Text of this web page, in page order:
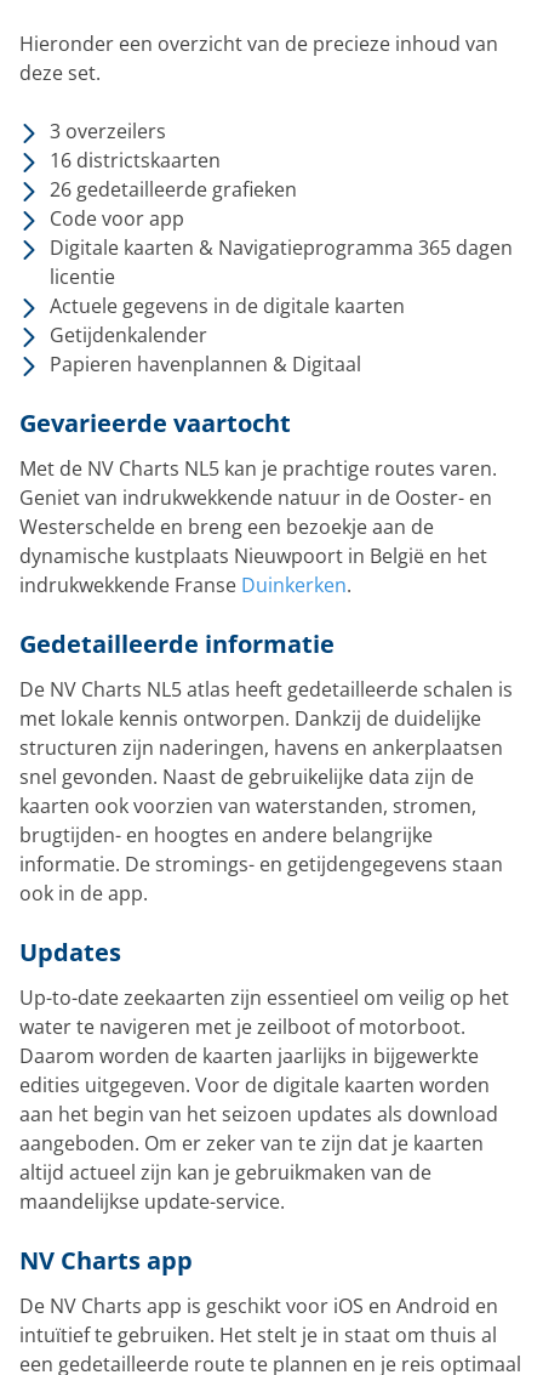
Hieronder een overzicht van de precieze inhoud van
deze set.
3 overzeilers
16 districtskaarten
26 gedetailleerde grafieken
Code voor app
Digitale kaarten & Navigatieprogramma 365 dagen
licentie
Actuele gegevens in de digitale kaarten
Getijdenkalender
Papieren havenplannen & Digitaal
Gevarieerde vaartocht
Met de NV Charts NL5 kan je prachtige routes varen.
Geniet van indrukwekkende natuur in de Ooster- en
Westerschelde en breng een bezoekje aan de
dynamische kustplaats Nieuwpoort in België en het
indrukwekkende Franse Duinkerken.
Gedetailleerde informatie
De NV Charts NL5 atlas heeft gedetailleerde schalen is
met lokale kennis ontworpen. Dankzij de duidelijke
structuren zijn naderingen, havens en ankerplaatsen
snel gevonden. Naast de gebruikelijke data zijn de
kaarten ook voorzien van waterstanden, stromen,
brugtijden- en hoogtes en andere belangrijke
informatie. De stromings- en getijdengegevens staan
ook in de app.
Updates
Up-to-date zeekaarten zijn essentieel om veilig op het
water te navigeren met je zeilboot of motorboot.
Daarom worden de kaarten jaarlijks in bijgewerkte
edities uitgegeven. Voor de digitale kaarten worden
aan het begin van het seizoen updates als download
aangeboden. Om er zeker van te zijn dat je kaarten
altijd actueel zijn kan je gebruikmaken van de
maandelijkse update-service.
NV Charts app
De NV Charts app is geschikt voor iOS en Android en
intuïtief te gebruiken. Het stelt je in staat om thuis al
een gedetailleerde route te plannen en je reis optimaal